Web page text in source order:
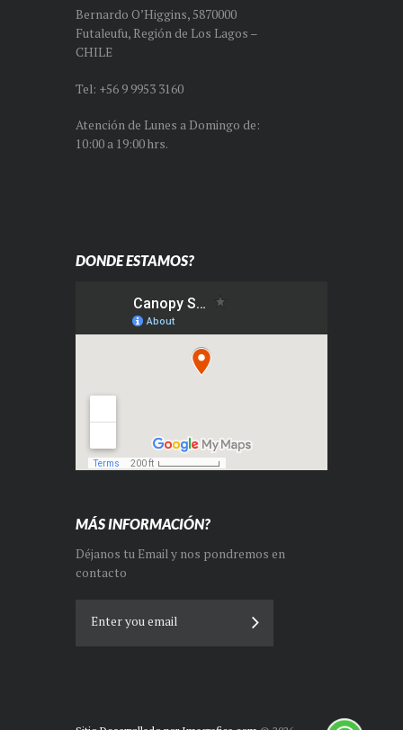
Bernardo O’Higgins, 5870000
Futaleufu, Región de Los Lagos –
CHILE
Tel: +56 9 9953 3160
Atención de Lunes a Domingo de:
10:00 a 19:00 hrs.
DONDE ESTAMOS?
MÁS INFORMACIÓN?
Déjanos tu Email y nos pondremos en
contacto